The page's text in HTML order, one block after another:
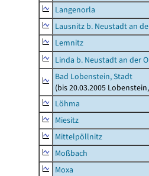
Langenorla
Lausnitz b. Neustadt an
Lemnitz
Linda b. Neustadt an der
Bad Lobenstein, Stadt
(bis 20.03.2005
Löhma
Miesitz
Mittelpöllnitz
Moßbach
Moxa